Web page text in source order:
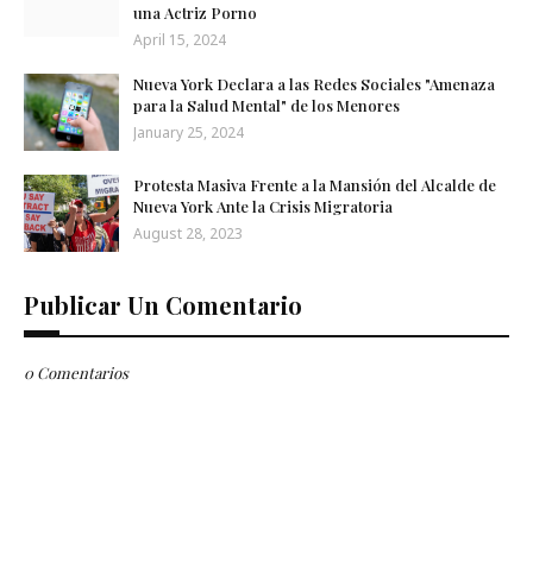
una Actriz Porno
April 15, 2024
Nueva York Declara a las Redes Sociales "Amenaza
para la Salud Mental" de los Menores
January 25, 2024
Protesta Masiva Frente a la Mansión del Alcalde de
Nueva York Ante la Crisis Migratoria
August 28, 2023
Publicar Un Comentario
0 Comentarios